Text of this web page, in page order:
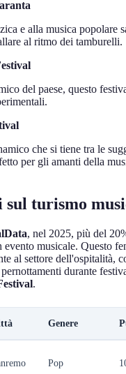
e alla musica popolare
al ritmo dei tamburelli.
del paese, questo
che si tiene tra le
per gli amanti della
turismo
, nel 2025, più del
evento musicale. Questo
al settore dell'ospitalità,
durante
.
Genere
Pop